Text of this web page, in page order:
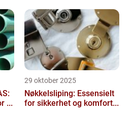
...
29 oktober 2025
Nøkkelsliping: Essensielt
for sikkerhet og komfort...